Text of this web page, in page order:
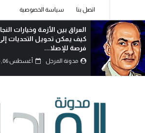
اتصل بنا سياسة الخصوصية
الوطنجية… عندما يُستغل علم
العراق لإثارة الفتنة..!
مدونة المرجل